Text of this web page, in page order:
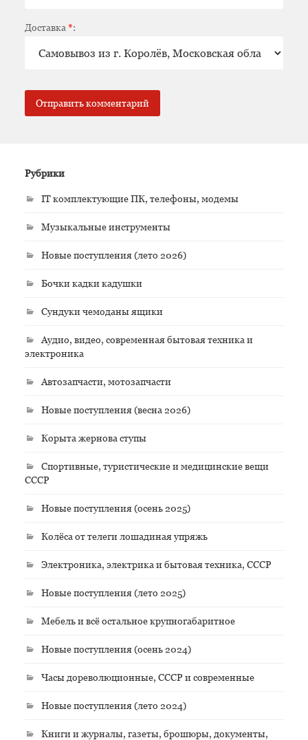
Доставка *:
Рубрики
IT комплектующие ПК, телефоны, модемы
Музыкальные инструменты
Новые поступления (лето 2026)
Бочки кадки кадушки
Сундуки чемоданы ящики
Аудио, видео, современная бытовая техника и
электроника
Автозапчасти, мотозапчасти
Новые поступления (весна 2026)
Корыта жернова ступы
Спортивные, туристические и медицинские вещи
СССР
Новые поступления (осень 2025)
Колёса от телеги лошадиная упряжь
Электроника, электрика и бытовая техника, СССР
Новые поступления (лето 2025)
Мебель и всё остальное крупногабаритное
Новые поступления (осень 2024)
Часы дореволюционные, СССР и современные
Новые поступления (лето 2024)
Книги и журналы, газеты, брошюры, документы,